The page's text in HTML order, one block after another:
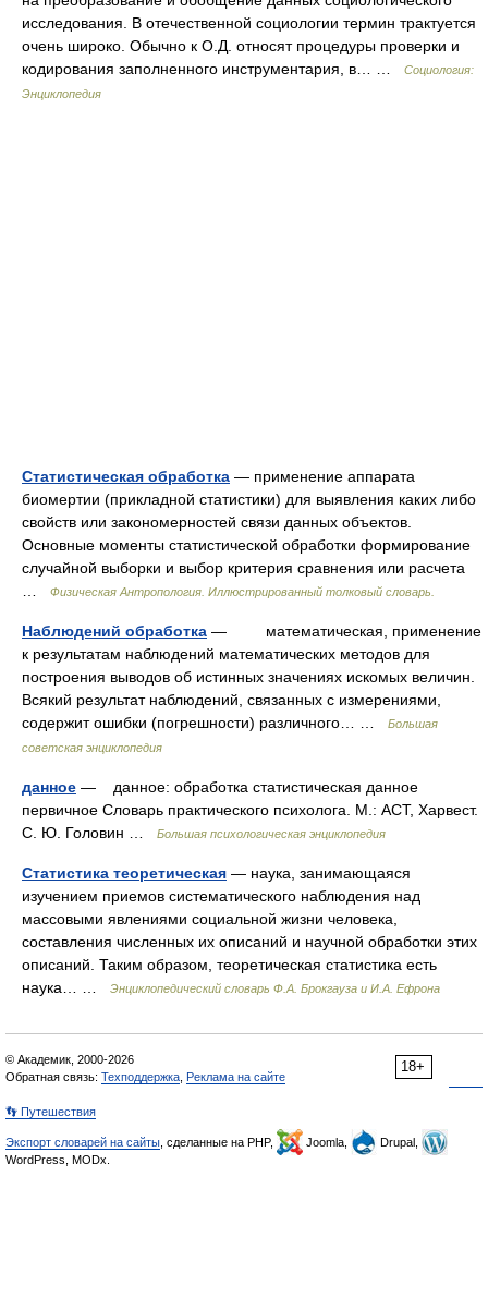
исследования. В отечественной социологии термин трактуется
очень широко. Обычно к О.Д. относят процедуры проверки и
кодирования заполненного инструментария, в… …
Социология:
Энциклопедия
Статистическая обработка — применение аппарата
биомертии (прикладной статистики) для выявления каких либо
свойств или закономерностей связи данных объектов.
Основные моменты статистической обработки формирование
случайной выборки и выбор критерия сравнения или расчета
Физическая Антропология. Иллюстрированный толковый словарь.
Наблюдений обработка — математическая, применение
к результатам наблюдений математических методов для
построения выводов об истинных значениях искомых величин.
Всякий результат наблюдений, связанных с измерениями,
содержит ошибки (погрешности) различного… …
Большая
советская энциклопедия
данное — данное: обработка статистическая данное
первичное Словарь практического психолога. М.: АСТ, Харвест.
С. Ю. Головин …
Большая психологическая энциклопедия
Статистика теоретическая — наука, занимающаяся
изучением приемов систематического наблюдения над
массовыми явлениями социальной жизни человека,
составления численных их описаний и научной обработки этих
описаний. Таким образом, теоретическая статистика есть
наука… …
Энциклопедический словарь Ф.А. Брокгауза и И.А. Ефрона
18+
© Академик, 2000-2026
Обратная связь: Техподдержка Реклама на сайте
👣 Путешествия
Экспорт словарей на сайты , сделанные на PHP, Joomla,
Drupal,
WordPress, MODx.